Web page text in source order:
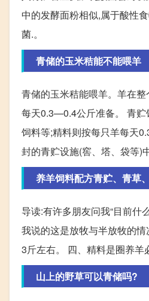
中的发酵面粉相似,属于酸性
菌.。
青储的玉米秸能不能喂羊
青储的玉米秸能喂羊。羊在
每天0.3—0.4公斤准备。 青
饲料等;精料则按每只羊每天
封的青贮设施(窖、塔、袋等)
养羊饲料配方青贮、青草
导读:有许多朋友问我“目前什
我说的这是放牧与半放牧的
3斤左右。 四、精料是圈养羊
山上的野草可以青储吗?